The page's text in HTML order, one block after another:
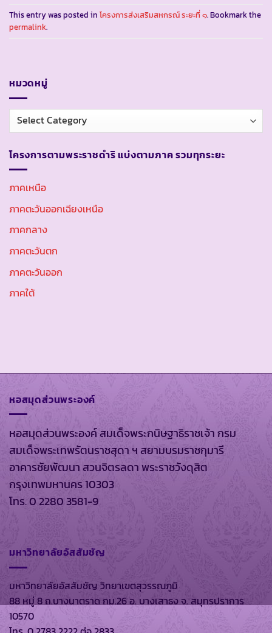
This entry was posted in โครงการส่งเสริมสหกรณ์ ระยะที่ ๑. Bookmark the
permalink.
หมวดหมู่
หมวด
หมู่
โครงการตามพระราชดำริ แบ่งตามภาค รวมทุกระยะ
ภาคเหนือ
ภาคตะวันออกเฉียงเหนือ
ภาคกลาง
ภาคตะวันตก
ภาคตะวันออก
ภาคใต้
หอสมุดส่วนพระองค์
หอสมุดส่วนพระองค์ สมเด็จพระกนิษฐาธิราชเจ้า กรม
สมเด็จพระเทพรัตนราชสุดา ฯ สยามบรมราชกุมารี
อาคารชัยพัฒนา สวนจิตรลดา พระราชวังดุสิต
กรุงเทพมหานคร 10303
โทร. 0 2280 3581-9
มหาวิทยาลัยอัสสัมชัญ
มหาวิทยาลัยอัสสัมชัญ วิทยาเขตสุวรรณภูมิ
88 หมู่ 8 ถ.บางนาตราด กม.26 อ. บางเสาธง จ. สมุทรปราการ
10570